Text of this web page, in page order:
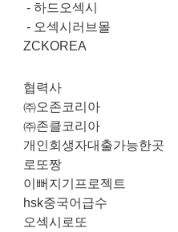
-하드오섹시
- 오섹시러브몰
ZCKOREA
협력사
㈜오존코리아
㈜존클코리아
개인회생자대출가능한곳
로또짱
이뻐지기프로젝트
hsk중국어급수
오섹시로또